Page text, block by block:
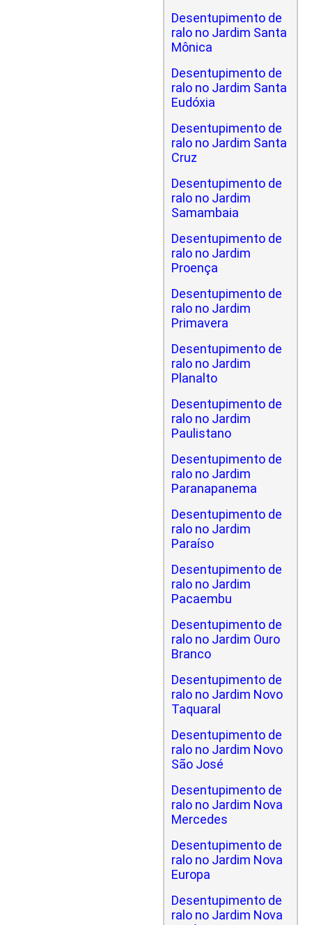
Desentupimento de
ralo no Jardim Santa
Mônica
Desentupimento de
ralo no Jardim Santa
Eudóxia
Desentupimento de
ralo no Jardim Santa
Cruz
Desentupimento de
ralo no Jardim
Samambaia
Desentupimento de
ralo no Jardim
Proença
Desentupimento de
ralo no Jardim
Primavera
Desentupimento de
ralo no Jardim
Planalto
Desentupimento de
ralo no Jardim
Paulistano
Desentupimento de
ralo no Jardim
Paranapanema
Desentupimento de
ralo no Jardim
Paraíso
Desentupimento de
ralo no Jardim
Pacaembu
Desentupimento de
ralo no Jardim Ouro
Branco
Desentupimento de
ralo no Jardim Novo
Taquaral
Desentupimento de
ralo no Jardim Novo
São José
Desentupimento de
ralo no Jardim Nova
Mercedes
Desentupimento de
ralo no Jardim Nova
Europa
Desentupimento de
ralo no Jardim Nova